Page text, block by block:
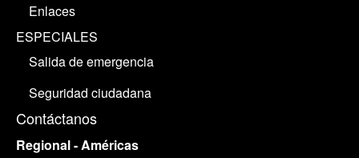
Enlaces
ESPECIALES
Salida de emergencia
Seguridad ciudadana
Contáctanos
Regional - Américas